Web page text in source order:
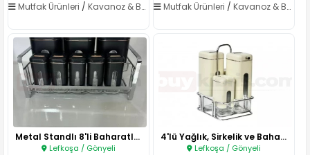
Mutfak Ürünleri / Kavanoz & Baharatlıklar Mutfak Ürünleri /Kavanoz & Baharatlıklar
Metal Standlı 8'li Baharatlık ..
Lefkoşa / Gönyeli
4'lü Yağlık, Sirkelik ve Bahar..
Lefkoşa / Gönyeli